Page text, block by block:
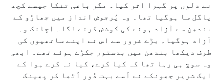
نے دلوں پر گہرا اثر کیا۔ مگر باغی تنکا جیسے کچھ
پاگل سا ہوگیا تھا۔ وہ پُرجوش انداز میں جھاڑو کے
بندھن سے آزاد ہونے کی کوشش کرنے لگا۔ اچانک وہ
آزاد ہوگیا۔ بڑے غرور سے اس نے اپنے ساتھیوں کی
طرف دیکھا بندھن میں بدستور جکڑے ہوئے تھے۔ ابھی
وہ سوچ ہی رہا تھا کہ کیا کرے، کیا نہ کرے ہوا کے
ایک شریر جھونکے نے اُسے بہت دُور اُٹھا کر پھینک